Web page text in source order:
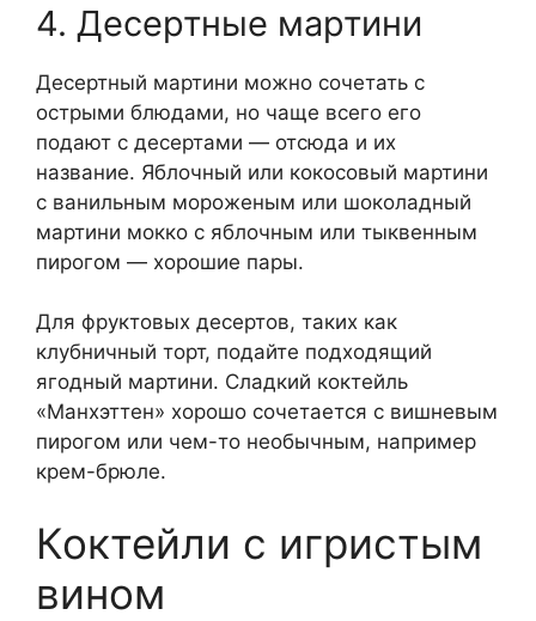
4. Десертные мартини
Десертный мартини можно сочетать с
острыми блюдами, но чаще всего его
подают с десертами — отсюда и их
название. Яблочный или кокосовый мартини
с ванильным мороженым или шоколадный
мартини мокко с яблочным или тыквенным
пирогом — хорошие пары.
Для фруктовых десертов, таких как
клубничный торт, подайте подходящий
ягодный мартини. Сладкий коктейль
«Манхэттен» хорошо сочетается с вишневым
пирогом или чем-то необычным, например
крем-брюле.
Коктейли с игристым
вином